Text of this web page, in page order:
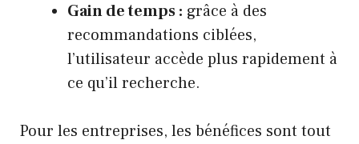
Gain de temps : grâce à des
recommandations ciblées,
l’utilisateur accède plus rapidement à
ce qu’il recherche.
Pour les entreprises, les bénéfices sont tout